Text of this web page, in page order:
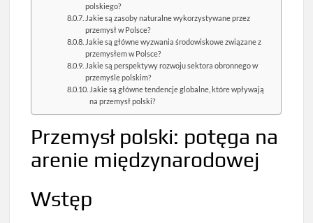
polskiego?
Jakie są zasoby naturalne wykorzystywane przez
przemysł w Polsce?
Jakie są główne wyzwania środowiskowe związane z
przemysłem w Polsce?
Jakie są perspektywy rozwoju sektora obronnego w
przemyśle polskim?
Jakie są główne tendencje globalne, które wpływają
na przemysł polski?
Przemysł polski: potęga na
arenie międzynarodowej
Wstęp